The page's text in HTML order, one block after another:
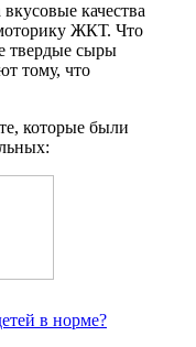
качества
ЖКТ. Что
твердые сыры
тому, что
которые были
в норме?